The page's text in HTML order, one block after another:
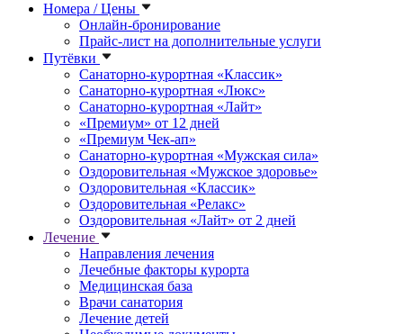
Номера / Цены
Онлайн-бронирование
Прайс-лист на дополнительные услуги
Путёвки
Санаторно-курортная «Классик»
Санаторно-курортная «Люкс»
Санаторно-курортная «Лайт»
«Премиум» от 12 дней
«Премиум Чек-ап»
Санаторно-курортная «Мужская сила»
Оздоровительная «Мужское здоровье»
Оздоровительная «Классик»
Оздоровительная «Релакс»
Оздоровительная «Лайт» от 2 дней
Лечение
Направления лечения
Лечебные факторы курорта
Медицинская база
Врачи санатория
Лечение детей